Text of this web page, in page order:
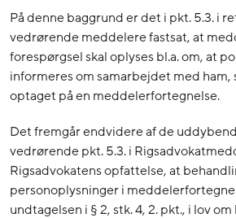
På denne baggrund er det i pkt. 5.3. i
vedrørende meddelere fastsat, at
forespørgsel skal oplyses bl.a. om, at
informeres om samarbejdet med ham,
optaget på en meddelerfortegnelse.
Det fremgår endvidere af de
vedrørende pkt. 5.3. i
Rigsadvokatens opfattelse, at
personoplysninger i
undtagelsen i § 2, stk. 4, 2. pkt., i lov